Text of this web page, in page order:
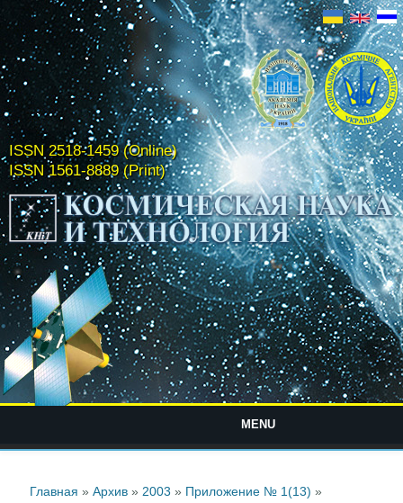
ISSN 2518-1459 (Online)
ISSN 1561-8889 (Print)
MENU
Главная »Архив » 2003 » Приложение № 1(13) »